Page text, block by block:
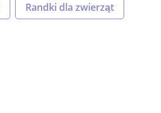
Randki dla zwierząt